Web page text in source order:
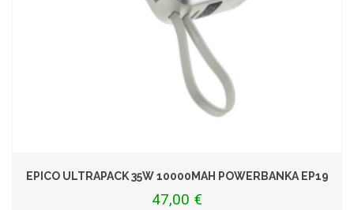
EPICO ULTRAPACK 35W 10000MAH POWERBANKA EP19
47,00 €